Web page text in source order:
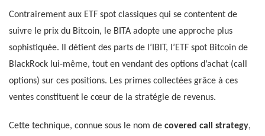
Contrairement aux ETF spot classiques qui se contentent de
suivre le prix du Bitcoin, le BITA adopte une approche plus
sophistiquée. Il détient des parts de l’IBIT, l’ETF spot Bitcoin de
BlackRock lui-même, tout en vendant des options d’achat (call
options) sur ces positions. Les primes collectées grâce à ces
ventes constituent le cœur de la stratégie de revenus.
Cette technique, connue sous le nom de covered call strategy,